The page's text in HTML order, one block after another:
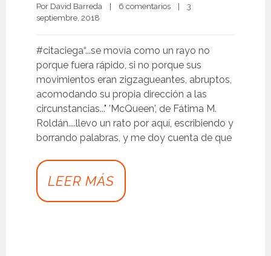
Por David Barreda 6 comentarios
3
septiembre, 2018
#citaciega“...se movía como un rayo no
porque fuera rápido, si no porque sus
movimientos eran zigzagueantes, abruptos,
acomodando su propia dirección a las
circunstancias..." 'McQueen', de Fátima M.
Roldán....llevo un rato por aquí, escribiendo y
borrando palabras, y me doy cuenta de que
LEER MÁS